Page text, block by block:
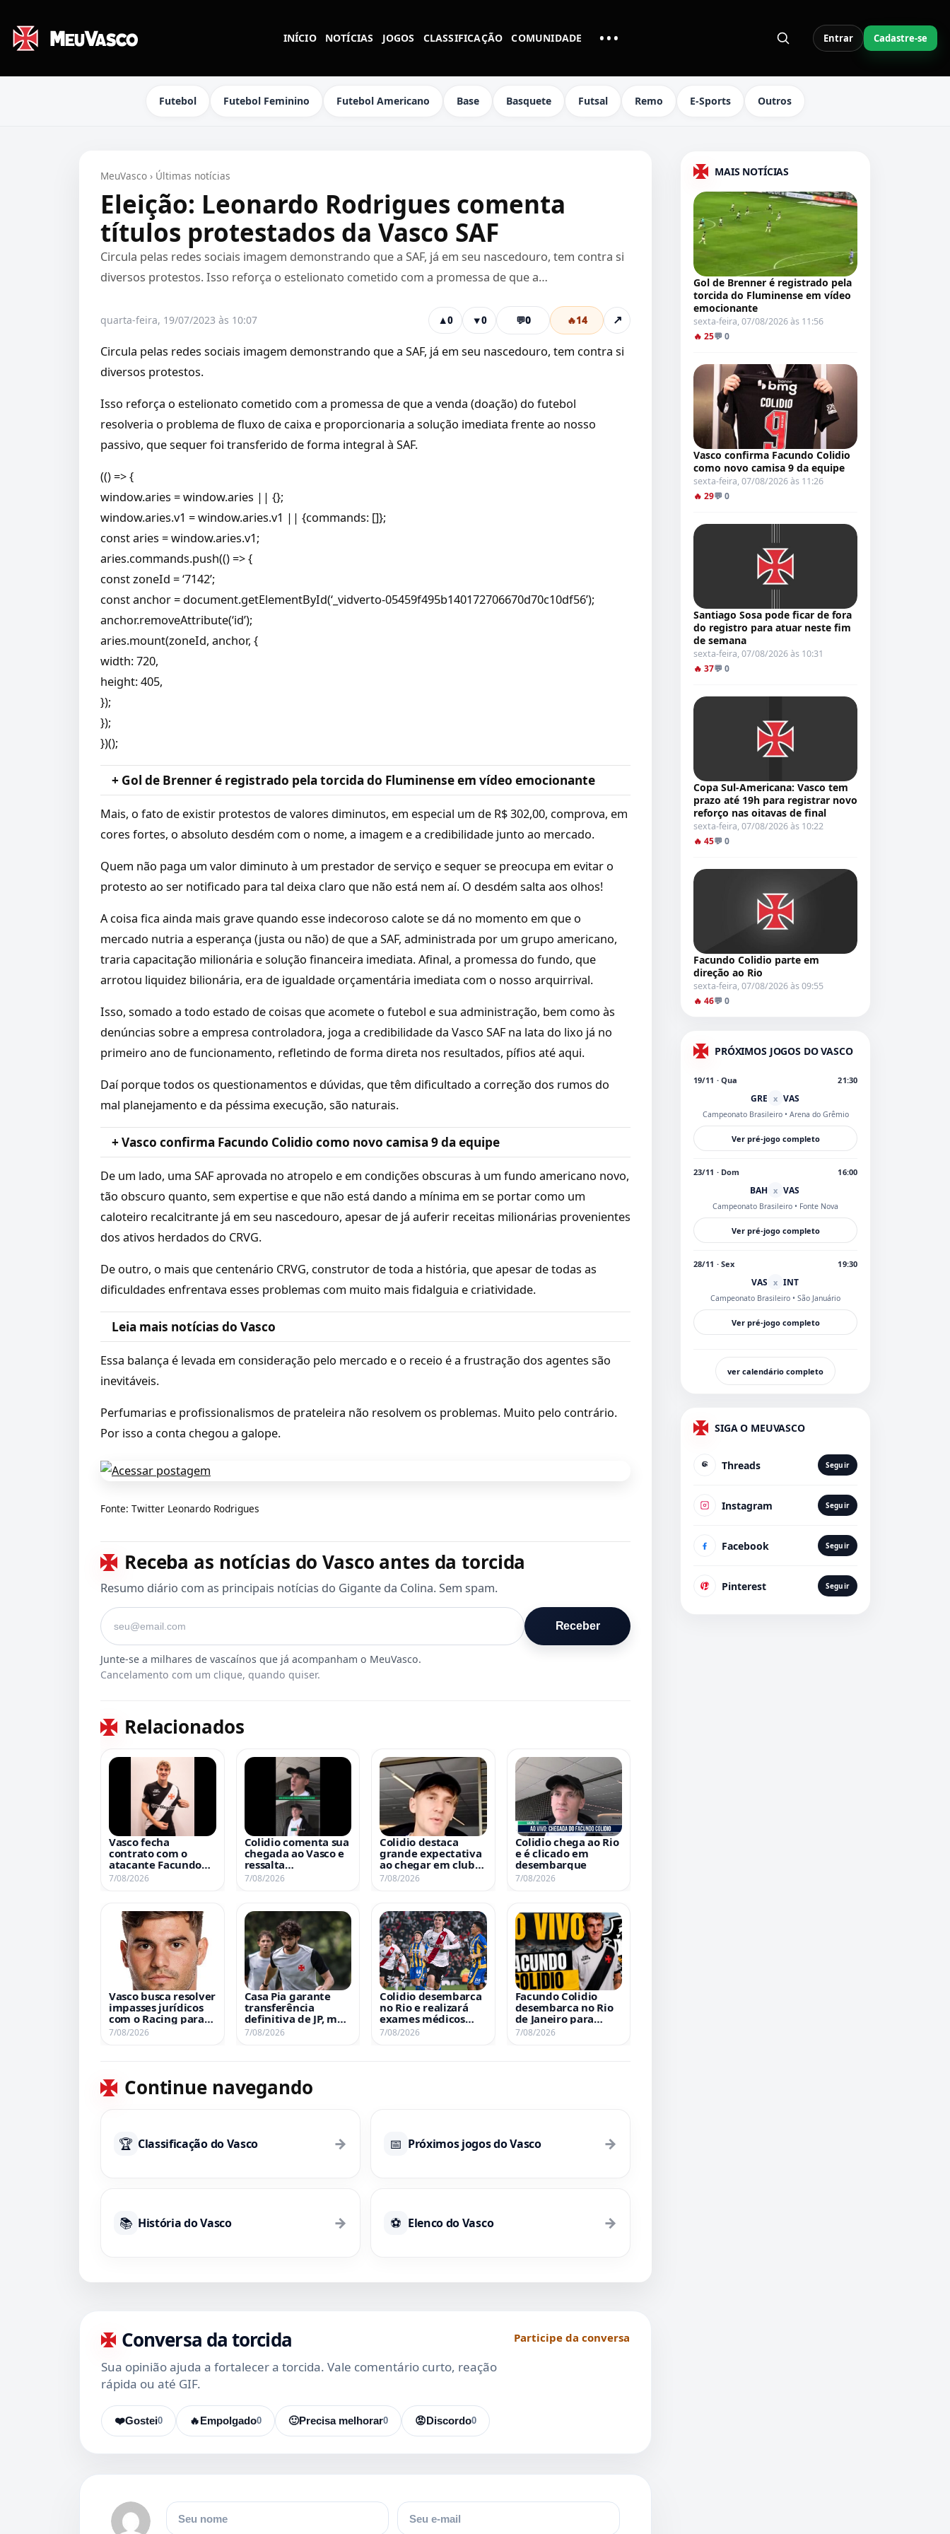
INÍCIO NOTÍCIAS JOGOS CLASSIFICAÇÃO COMUNIDADE •••MAIS LINKS DO MENU Entrar Cadastre-se
Futebol Futebol Feminino Futebol Americano Base Basquete Futsal Remo E-Sports Outros
MeuVasco › Últimas notícias
Eleição: Leonardo Rodrigues comenta
títulos protestados da Vasco SAF
Circula pelas redes sociais imagem demonstrando que a SAF, já em seu nascedouro, tem contra si
diversos protestos. Isso reforça o estelionato cometido com a promessa de que a…
quarta-feira, 19/07/2023 às 10:07 ▲0 ▼0 💬0 🔥14 ↗
Circula pelas redes sociais imagem demonstrando que a SAF, já em seu nascedouro, tem contra si
diversos protestos.
Isso reforça o estelionato cometido com a promessa de que a venda (doação) do futebol
resolveria o problema de fluxo de caixa e proporcionaria a solução imediata frente ao nosso
passivo, que sequer foi transferido de forma integral à SAF.
(() => {
window.aries = window.aries || {};
window.aries.v1 = window.aries.v1 || {commands: []};
const aries = window.aries.v1;
aries.commands.push(() => {
const zoneId = ‘7142’;
const anchor = document.getElementById(‘_vidverto-05459f495b140172706670d70c10df56’);
anchor.removeAttribute(‘id’);
aries.mount(zoneId, anchor, {
width: 720,
height: 405,
});
});
})();
+ Gol de Brenner é registrado pela torcida do Fluminense em vídeo emocionante
Mais, o fato de existir protestos de valores diminutos, em especial um de R$ 302,00, comprova, em
cores fortes, o absoluto desdém com o nome, a imagem e a credibilidade junto ao mercado.
Quem não paga um valor diminuto à um prestador de serviço e sequer se preocupa em evitar o
protesto ao ser notificado para tal deixa claro que não está nem aí. O desdém salta aos olhos!
A coisa fica ainda mais grave quando esse indecoroso calote se dá no momento em que o
mercado nutria a esperança (justa ou não) de que a SAF, administrada por um grupo americano,
traria capacitação milionária e solução financeira imediata. Afinal, a promessa do fundo, que
arrotou liquidez bilionária, era de igualdade orçamentária imediata com o nosso arquirrival.
Isso, somado a todo estado de coisas que acomete o futebol e sua administração, bem como às
denúncias sobre a empresa controladora, joga a credibilidade da Vasco SAF na lata do lixo já no
primeiro ano de funcionamento, refletindo de forma direta nos resultados, pífios até aqui.
Daí porque todos os questionamentos e dúvidas, que têm dificultado a correção dos rumos do
mal planejamento e da péssima execução, são naturais.
+ Vasco confirma Facundo Colidio como novo camisa 9 da equipe
De um lado, uma SAF aprovada no atropelo e em condições obscuras à um fundo americano novo,
tão obscuro quanto, sem expertise e que não está dando a mínima em se portar como um
caloteiro recalcitrante já em seu nascedouro, apesar de já auferir receitas milionárias provenientes
dos ativos herdados do CRVG.
De outro, o mais que centenário CRVG, construtor de toda a história, que apesar de todas as
dificuldades enfrentava esses problemas com muito mais fidalguia e criatividade.
Leia mais notícias do Vasco
Essa balança é levada em consideração pelo mercado e o receio é a frustração dos agentes são
inevitáveis.
Perfumarias e profissionalismos de prateleira não resolvem os problemas. Muito pelo contrário.
Por isso a conta chegou a galope.
Fonte: Twitter Leonardo Rodrigues
Receba as notícias do Vasco antes da torcida
Resumo diário com as principais notícias do Gigante da Colina. Sem spam.
Seu e-mail
Receber
Cancelamento com um clique, quando quiser.
Relacionados
Vasco fecha
contrato com o
atacante Facundo
Colidio
7/08/2026
Colidio comenta sua
chegada ao Vasco e
ressalta
versatilidade no
7/08/2026
Colidio destaca
grande expectativa
ao chegar em clube
de grande porte
7/08/2026
Colidio chega ao Rio
e é clicado em
desembarque
7/08/2026
Vasco busca resolver
impasses jurídicos
com o Racing para
oficializar
7/08/2026
Casa Pia garante
transferência
definitiva de JP, mas
Vasco mantém
7/08/2026
Colidio desembarca
no Rio e realizará
exames médicos
nesta sexta-feira
7/08/2026
Facundo Colidio
desembarca no Rio
de Janeiro para
reforçar o time
7/08/2026
Continue navegando
🏆 Classificação do Vasco → 📅 Próximos jogos do Vasco →
📚 História do Vasco → ⚽ Elenco do Vasco →
Conversa da torcida
Sua opinião ajuda a fortalecer a torcida. Vale comentário curto, reação
rápida ou até GIF.
Participe da conversa
❤️ 0
Gostei 🔥 0
Empolgado 🙂 0
Precisa melhorar 😡 0
Discordo
Nome E-mail
MAIS NOTÍCIAS
Gol de Brenner é registrado pela
torcida do Fluminense em vídeo
emocionante
sexta-feira, 07/08/2026 às 11:56
🔥 25💬 0
Vasco confirma Facundo Colidio
como novo camisa 9 da equipe
sexta-feira, 07/08/2026 às 11:26
🔥 29💬 0
Santiago Sosa pode ficar de fora
do registro para atuar neste fim
de semana
sexta-feira, 07/08/2026 às 10:31
🔥 37💬 0
Copa Sul-Americana: Vasco tem
prazo até 19h para registrar novo
reforço nas oitavas de final
sexta-feira, 07/08/2026 às 10:22
🔥 45💬 0
Facundo Colidio parte em
direção ao Rio
sexta-feira, 07/08/2026 às 09:55
🔥 46💬 0
PRÓXIMOS JOGOS DO VASCO
19/11 · Qua 21:30
GRE x VAS
Campeonato Brasileiro • Arena do Grêmio
Ver pré-jogo completo
23/11 · Dom 16:00
BAH x VAS
Campeonato Brasileiro • Fonte Nova
Ver pré-jogo completo
28/11 · Sex 19:30
VAS x INT
Campeonato Brasileiro • São Januário
Ver pré-jogo completo
ver calendário completo
SIGA O MEUVASCO
Threads Seguir
Instagram Seguir
Facebook Seguir
Pinterest Seguir